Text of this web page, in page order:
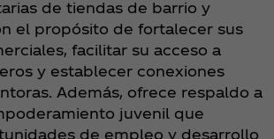
de tiendas de barrio y
el propósito de fortalecer sus
facilitar su acceso a
y establecer conexiones
Además, ofrece respaldo a
juvenil que
de empleo y desarrollo